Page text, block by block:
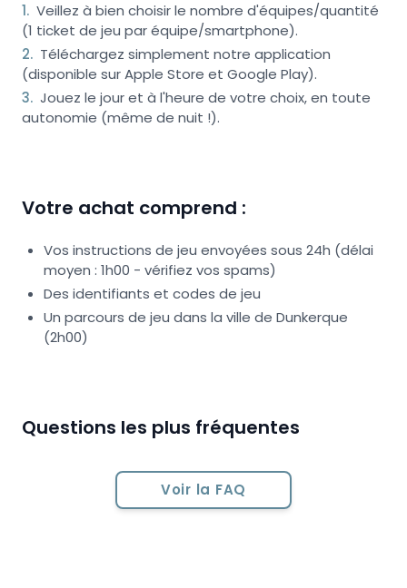
1. Veillez à bien choisir le nombre d'équipes/quantité
(1 ticket de jeu par équipe/smartphone).
2. Téléchargez simplement notre application
(disponible sur Apple Store et Google Play).
3. Jouez le jour et à l'heure de votre choix, en toute
autonomie (même de nuit !).
Votre achat comprend :
Vos instructions de jeu envoyées sous 24h (délai
moyen : 1h00 - vérifiez vos spams)
Des identifiants et codes de jeu
Un parcours de jeu dans la ville de Dunkerque
(2h00)
Questions les plus fréquentes
Voir la FAQ